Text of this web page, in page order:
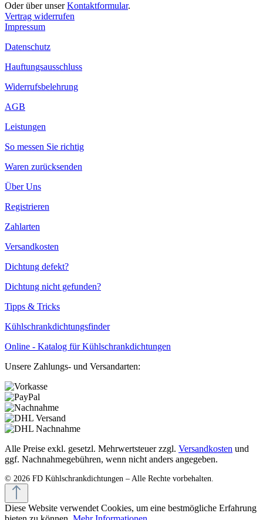
Oder über unserKontaktformular.
Vertrag widerrufen
Impressum
Datenschutz
Hauftungsausschluss
Widerrufsbelehrung
AGB
Leistungen
So messen Sie richtig
Waren zurücksenden
Über Uns
Registrieren
Zahlarten
Versandkosten
Dichtung defekt?
Dichtung nicht gefunden?
Tipps & Tricks
Kühlschrankdichtungsfinder
Online - Katalog für Kühlschrankdichtungen
Unsere Zahlungs- und Versandarten:
Alle Preise exkl. gesetzl. Mehrwertsteuer zzgl. Versandkosten und
ggf. Nachnahmegebühren, wenn nicht anders angegeben.
Diese Website verwendet Cookies, um eine bestmögliche Erfahrung